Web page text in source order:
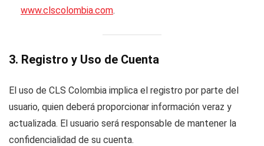
www.clscolombia.com.
3. Registro y Uso de Cuenta
El uso de CLS Colombia implica el registro por parte del
usuario, quien deberá proporcionar información veraz y
actualizada. El usuario será responsable de mantener la
confidencialidad de su cuenta.